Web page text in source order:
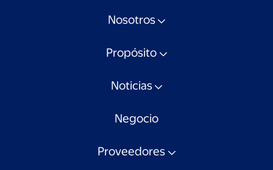
Nosotros
Propósito
Noticias
Negocio
Proveedores